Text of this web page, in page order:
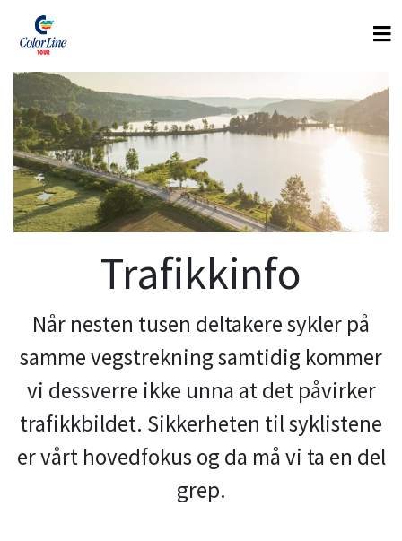
Trafikkinfo
Når nesten tusen deltakere sykler på
samme vegstrekning samtidig kommer
vi dessverre ikke unna at det påvirker
trafikkbildet. Sikkerheten til syklistene
er vårt hovedfokus og da må vi ta en del
grep.